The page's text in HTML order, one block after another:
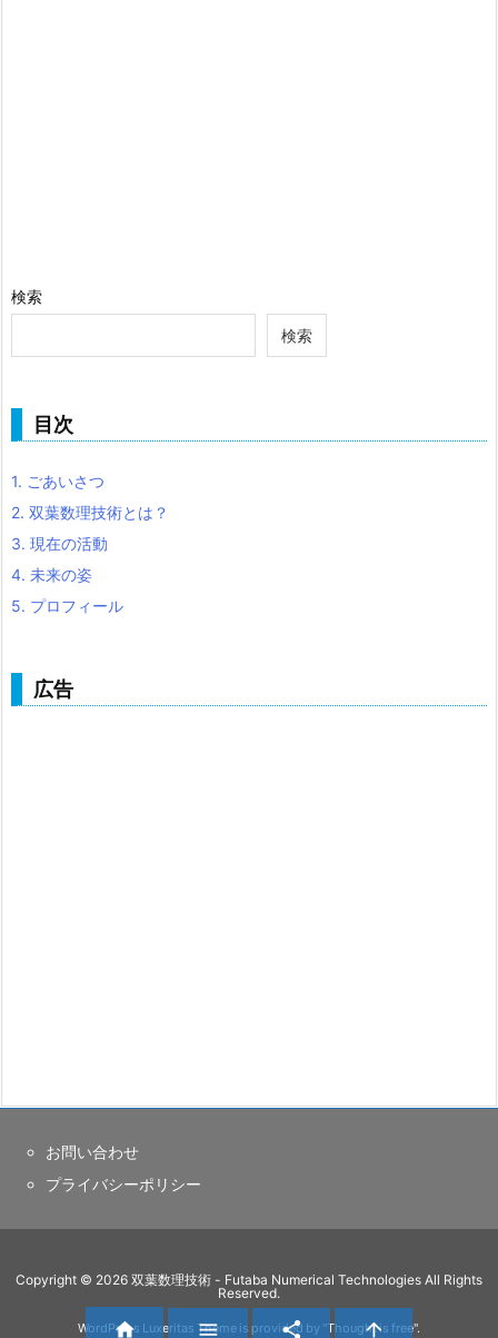
検索
検索
目次
1. ごあいさつ
2. 双葉数理技術とは？
3. 現在の活動
4. 未来の姿
5. プロフィール
広告
お問い合わせ
プライバシーポリシー
Copyright © 2026 双葉数理技術 - Futaba Numerical Technologies All Rights
Reserved.
WordPress Luxeritas Theme is provided by "Thought is free".
   